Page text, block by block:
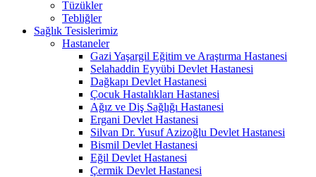
Tüzükler
Tebliğler
Sağlık Tesislerimiz
Hastaneler
Gazi Yaşargil Eğitim ve Araştırma Hastanesi
Selahaddin Eyyübi Devlet Hastanesi
Dağkapı Devlet Hastanesi
Çocuk Hastalıkları Hastanesi
Ağız ve Diş Sağlığı Hastanesi
Ergani Devlet Hastanesi
Silvan Dr. Yusuf Azizoğlu Devlet Hastanesi
Bismil Devlet Hastanesi
Eğil Devlet Hastanesi
Çermik Devlet Hastanesi